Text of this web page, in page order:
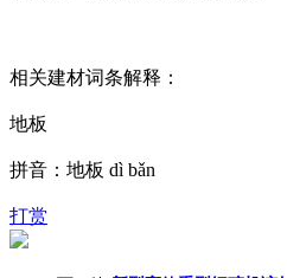
相关建材词条解释：
地板
拼音：地板 dì bǎn
打赏